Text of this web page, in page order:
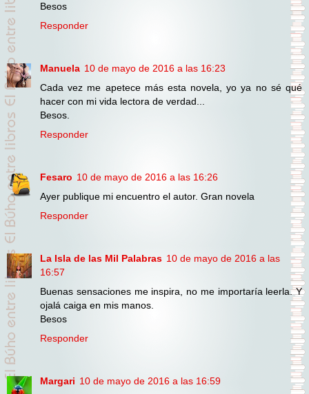
Besos
Responder
Manuela 10 de mayo de 2016 a las 16:23
Cada vez me apetece más esta novela, yo ya no sé qué
hacer con mi vida lectora de verdad...
Besos.
Responder
Fesaro 10 de mayo de 2016 a las 16:26
Ayer publique mi encuentro el autor. Gran novela
Responder
La Isla de las Mil Palabras 10 de mayo de 2016 a las
16:57
Buenas sensaciones me inspira, no me importaría leerla. Y
ojalá caiga en mis manos.
Besos
Responder
Margari 10 de mayo de 2016 a las 16:59